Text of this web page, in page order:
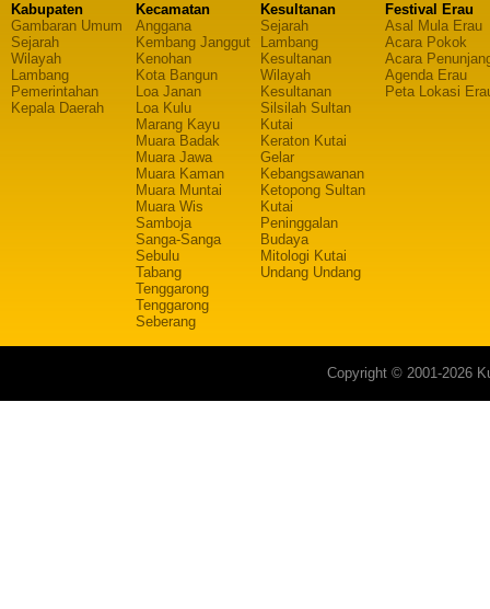
Kabupaten
Gambaran Umum
Sejarah
Wilayah
Lambang
Pemerintahan
Kepala Daerah
Kecamatan
Anggana
Kembang Janggut
Kenohan
Kota Bangun
Loa Janan
Loa Kulu
Marang Kayu
Muara Badak
Muara Jawa
Muara Kaman
Muara Muntai
Muara Wis
Samboja
Sanga-Sanga
Sebulu
Tabang
Tenggarong
Tenggarong
Seberang
Kesultanan
Sejarah
Lambang
Kesultanan
Wilayah
Kesultanan
Silsilah Sultan
Kutai
Keraton Kutai
Gelar
Kebangsawanan
Ketopong Sultan
Kutai
Peninggalan
Budaya
Mitologi Kutai
Undang Undang
Festival Erau
Asal Mula Erau
Acara Pokok
Acara
Agenda Erau
Peta Lokasi
Copyright © 2001-2026